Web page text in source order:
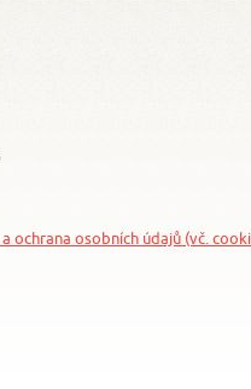
ochrana osobních údajů (vč.